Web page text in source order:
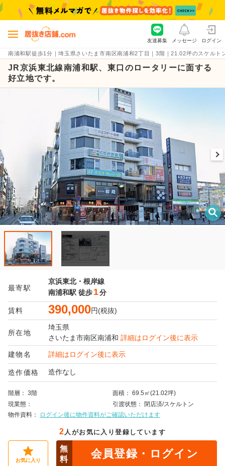
南浦和駅徒歩1分｜埼玉県さいたま市南区南浦和2丁目｜3階｜21.02坪のスケル
友達募集 メッセージ ログイン
JR京浜東北線南浦和駅、東口のロータリーに面する
好立地です。
最寄駅
京浜東北・根岸線
南浦和駅 徒歩1分
賃料 390,000円(税抜)
所在地
埼玉県
さいたま市南区南浦和 詳細はログイン後に表示
建物名 詳細はログイン後に表示
造作価格 造作なし
階層 3階 面積
69.5㎡(21.02坪)
現業態
引渡状態
閉店済/スケルトン
物件資料
ログイン後に物件資料がご確認いただけます
2 人がお気に入り登録しています
お気に入り
無
料
会員登録・ログイン